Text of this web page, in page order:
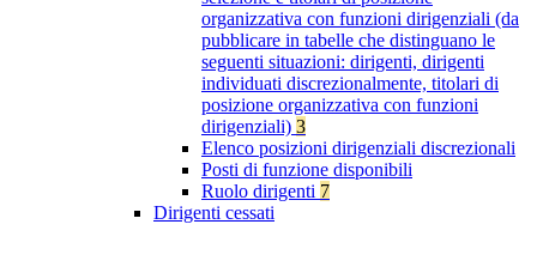
organizzativa con funzioni dirigenziali (da
pubblicare in tabelle che distinguano le
seguenti situazioni: dirigenti, dirigenti
individuati discrezionalmente, titolari di
posizione organizzativa con funzioni
dirigenziali) 3
Elenco posizioni dirigenziali discrezionali
Posti di funzione disponibili
Ruolo dirigenti 7
Dirigenti cessati